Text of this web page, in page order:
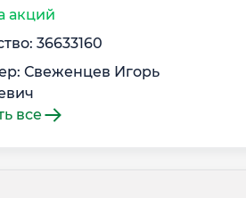
акций
36633160
Свеженцев Игорь
все